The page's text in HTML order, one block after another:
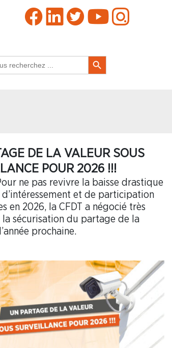
Search Button
DE LA VALEUR SOUS
POUR 2026 !!!
ne pas revivre la baisse drastique
et de participation
en 2026, la CFDT a négocié très
sécurisation du partage de la
prochaine.